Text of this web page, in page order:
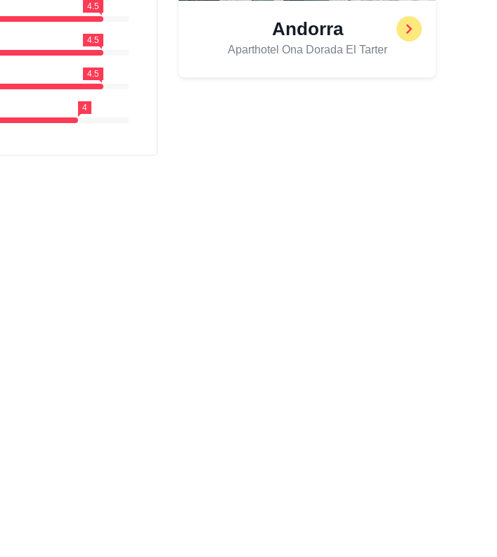
4.5
4.5
4.5
4
Andorra
Aparthotel Ona Dorada El Tarter